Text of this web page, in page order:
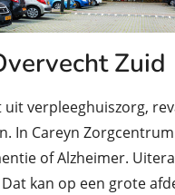
Zuid
verpleeghuiszorg,
In Careyn
of Alzheimer.
kan op een grote